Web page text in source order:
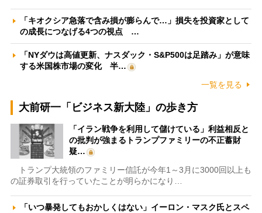
「キオクシア急落で含み損が膨らんで…」損失を投資家として
の成長につなげる4つの視点 …
「NYダウは高値更新、ナスダック・S&P500は足踏み」が意味
する米国株市場の変化 半…
一覧を見る
大前研一「ビジネス新大陸」の歩き方
「イラン戦争を利用して儲けている」利益相反と
の批判が強まるトランプファミリーの不正蓄財
疑…
トランプ大統領のファミリー信託が今年1～3月に3000回以上も
の証券取引を行っていたことが明らかになり…
「いつ暴発してもおかしくはない」イーロン・マスク氏とスペ